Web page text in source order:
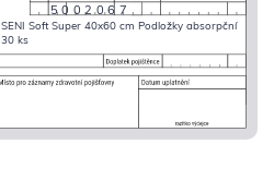
5002067
SENI Soft Super 40x60 cm Podložky absorpční
30 ks